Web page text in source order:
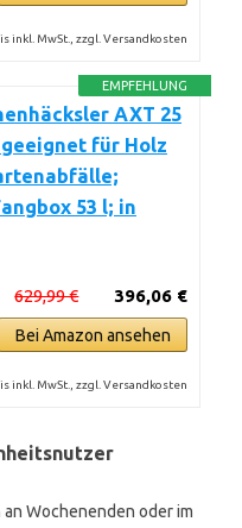
inkl. MwSt., zzgl. Versandkosten
EMPFEHLUNG
AXT 25
geeignet für Holz
53 l; in
396,06 €
629,99 €
Bei Amazon ansehen
inkl. MwSt., zzgl. Versandkosten
Wochenenden oder im